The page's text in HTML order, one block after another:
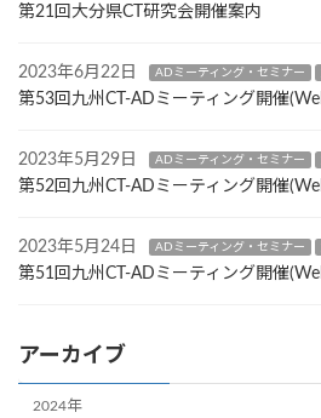
第21回大分県CT研究会開催案内
2023年6月22日 ADミーティング・セミナー
第53回九州CT-ADミーティング開催
2023年5月29日 ADミーティング・セミナー
第52回九州CT-ADミーティング開催
2023年5月24日 ADミーティング・セミナー
第51回九州CT-ADミーティング開催
アーカイブ
2024年